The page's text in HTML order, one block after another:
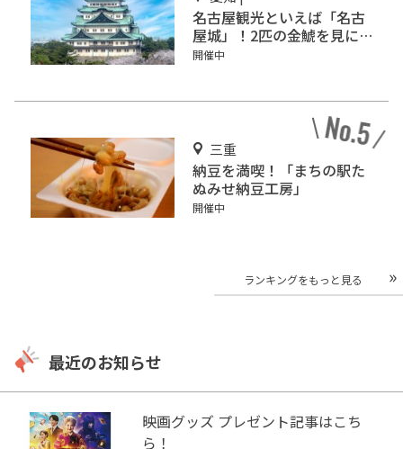
名古屋観光といえば「名古
屋城」！2匹の金鯱を見に
行こう
開催中
三重
納豆を満喫！「まちの駅た
ぬみせ納豆工房」
開催中
ランキングをもっと見る
最近のお知らせ
映画グッズ プレゼント記事はこち
ら！